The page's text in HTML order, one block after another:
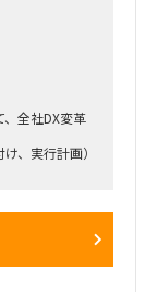
全社DX変革
、実行計画）